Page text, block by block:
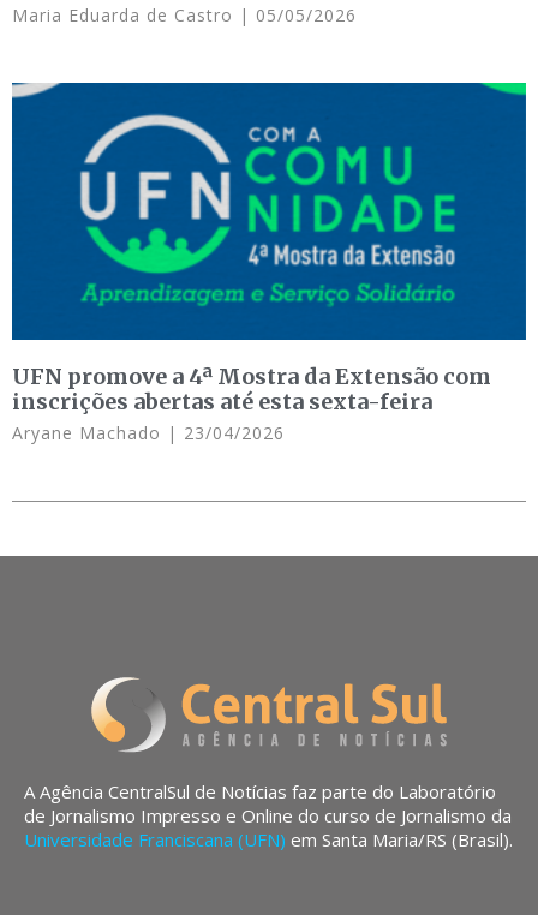
Maria Eduarda de Castro 05/05/2026
UFN promove a 4ª Mostra da Extensão com
inscrições abertas até esta sexta-feira
Aryane Machado 23/04/2026
A Agência CentralSul de Notícias faz parte do Laboratório
de Jornalismo Impresso e Online do curso de Jornalismo da
Universidade Franciscana (UFN) em Santa Maria/RS (Brasil).